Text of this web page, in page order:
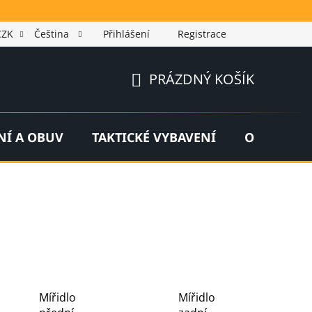
Čeština Přihlášení Registrace
KOŠÍK
PRÁZDNÝ KOŠÍK
A OBUV TAKTICKÉ VYBAVENÍ OUTDOOR
Mířidlo
Mířidlo